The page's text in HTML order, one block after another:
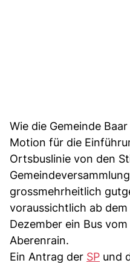
Wie die Gemeinde
Motion für die
Ortsbuslinie von den
grossmehrheitlich
voraussichtlich ab
Dezember ein Bus
Aberenrain.
Ein Antrag der SP und